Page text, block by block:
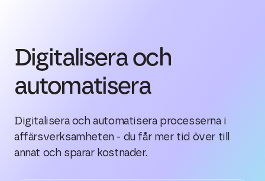
Digitalisera och
automatisera
Digitalisera och automatisera processerna i
affärsverksamheten - du får mer tid över till
annat och sparar kostnader.